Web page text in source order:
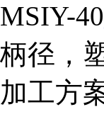
MSIY-40
柄径，
加工方